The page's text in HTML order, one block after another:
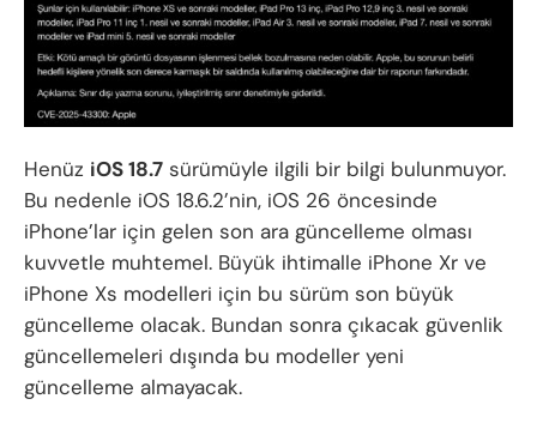
Henüz iOS 18.7 sürümüyle ilgili bir bilgi bulunmuyor.
Bu nedenle iOS 18.6.2’nin, iOS 26 öncesinde
iPhone’lar için gelen son ara güncelleme olması
kuvvetle muhtemel. Büyük ihtimalle iPhone Xr ve
iPhone Xs modelleri için bu sürüm son büyük
güncelleme olacak. Bundan sonra çıkacak güvenlik
güncellemeleri dışında bu modeller yeni
güncelleme almayacak.